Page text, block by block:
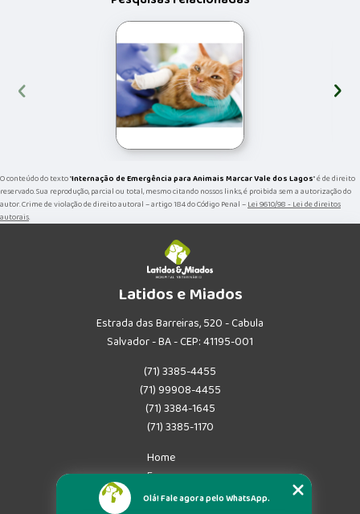
‹ ›
O conteúdo do texto "Internação de Emergência para Animais Marcar Vale dos Lagos" é de direito
reservado. Sua reprodução, parcial ou total, mesmo citando nossos links, é proibida sem a autorização do
autor. Crime de violação de direito autoral – artigo 184 do Código Penal –Lei 9610/98 - Lei de direitos
autorais.
Latidos e Miados
Estrada das Barreiras, 520 - Cabula
Salvador - BA - CEP: 41195-001
(71) 3385-4455
(71) 99908-4455
(71) 3384-1645
(71) 3385-1170
Home
Empresa
Missão
Olá! Fale agora pelo WhatsApp.